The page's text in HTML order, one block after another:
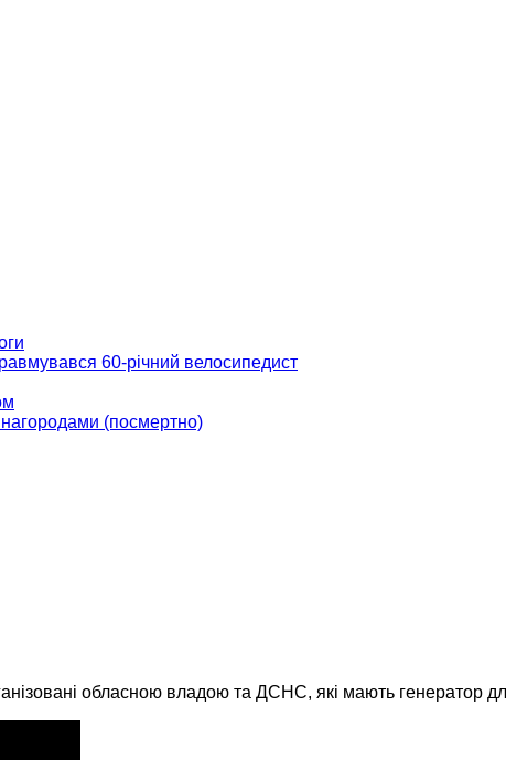
60-річний велосипедист
(посмертно)
обласною владою та ДСНС, які мають генератор